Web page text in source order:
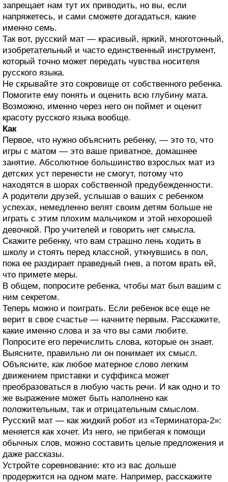
запрещает нам тут их приводить, но вы, если
напряжетесь, и сами сможете догадаться, какие
именно семь.
Так вот, русский мат — красивый, яркий, многотонный,
изобретательный и часто единственный инструмент,
который точно может передать чувства носителя
русского языка.
Не скрывайте это сокровище от собственного ребенка.
Помогите ему понять и оценить всю глубину мата.
Возможно, именно через него он поймет и оценит
красоту русского языка вообще.
Как
Первое, что нужно объяснить ребенку, — это то, что
игры с матом — это ваше приватное, домашнее
занятие. Абсолютное большинство взрослых мат из
детских уст перенести не смогут, потому что
находятся в шорах собственной предубежденности.
А родители друзей, услышав о ваших с ребенком
успехах, немедленно велят своим детям больше не
играть с этим плохим мальчиком и этой нехорошей
девочкой. Про учителей и говорить нет смысла.
Скажите ребенку, что вам страшно лень ходить в
школу и стоять перед классной, уткнувшись в пол,
пока ее раздирает праведный гнев, а потом врать ей,
что примете меры.
В общем, попросите ребенка, чтобы мат был вашим с
ним секретом.
Теперь можно и поиграть. Если ребенок все еще не
верит в свое счастье — начните первым. Расскажите,
какие именно слова и за что вы сами любите.
Попросите его перечислить слова, которые он знает.
Выясните, правильно ли он понимает их смысл.
Объясните, как любое матерное слово легким
движением приставки и суффикса может
преобразоваться в любую часть речи. И как одно и то
же выражение может быть наполнено как
положительным, так и отрицательным смыслом.
Русский мат — как жидкий робот из «Терминатора-2»:
меняется как хочет. Из него, не прибегая к помощи
обычных слов, можно составить целые предложения и
даже рассказы.
Устройте соревнование: кто из вас дольше
продержится на одном мате. Например, расскажите